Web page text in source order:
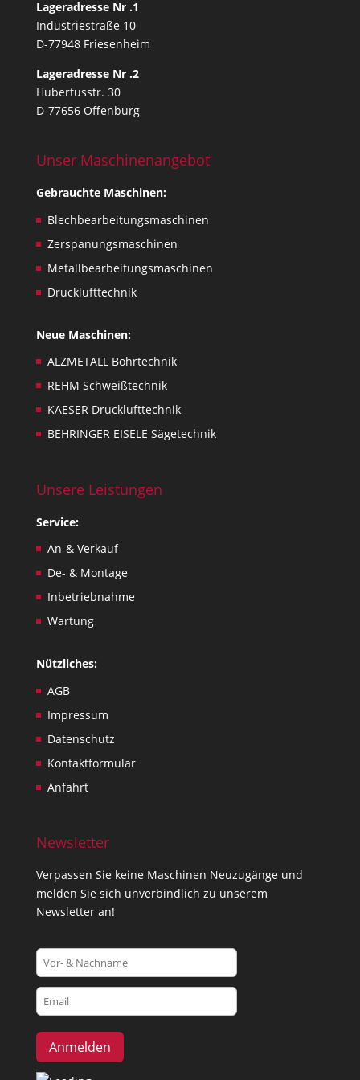
c
r
e
e
o
t
e
h
n
i
l
i
s
u
e
o
l
y
Lageradresse Nr .1
Industriestraße 10
D-77948 Friesenheim
Lageradresse Nr .2
Hubertusstr. 30
D-77656 Offenburg
Unser Maschinenangebot
Gebrauchte Maschinen:
Blechbearbeitungsmaschinen
Zerspanungsmaschinen
Metallbearbeitungsmaschinen
Drucklufttechnik
Neue Maschinen:
ALZMETALL Bohrtechnik
REHM Schweißtechnik
KAESER Drucklufttechnik
BEHRINGER EISELE Sägetechnik
Unsere Leistungen
Service:
An-& Verkauf
De- & Montage
Inbetriebnahme
Wartung
Nützliches:
AGB
Impressum
Datenschutz
Kontaktformular
Anfahrt
Newsletter
Verpassen Sie keine Maschinen Neuzugänge und
melden Sie sich unverbindlich zu unserem
Newsletter an!